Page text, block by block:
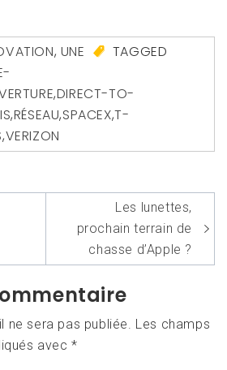
, UNE
TAGGED
,DIRECT-TO-
,RÉSEAU,SPACEX,T-
,VERIZON
Les lunettes,
prochain terrain de
chasse d’Apple ?
ne sera pas publiée. Les champs
avec*